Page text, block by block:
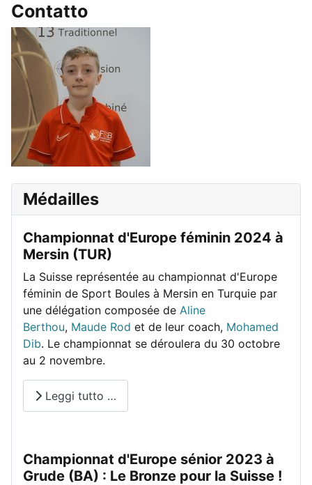
Contatto
Médailles
Championnat d'Europe féminin 2024 à
Mersin (TUR)
La Suisse représentée au championnat d'Europe
féminin de Sport Boules à Mersin en Turquie par
une délégation composée de Aline
Berthou, Maude Rod et de leur coach, Mohamed
Dib. Le championnat se déroulera du 30 octobre
au 2 novembre.
Leggi tutto …
Championnat d'Europe sénior 2023 à
Grude (BA) : Le Bronze pour la Suisse !